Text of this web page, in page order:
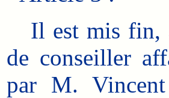
Il est mis fin,
de conseiller
par M.